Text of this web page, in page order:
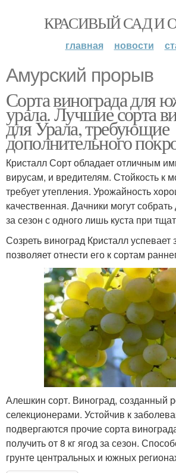
КРАСИВЫЙ САД И
главная новости
Амурский прорыв
Сорта винограда для
урала. Лучшие сорта
для Урала, требующие
дополнительного
Кристалл Сорт обладает отличным
вирусам, и вредителям. Стойкость к
требует утепления. Урожайность
качественная. Дачники могут
за сезон с одного лишь куста при
Созреть виноград Кристалл успевает
позволяет отнести его к сортам
Алешкин сорт. Виноград, созданный
селекционерами. Устойчив к
подвергаются прочие сорта
получить от 8 кг ягод за сезон.
грунте центральных и южных